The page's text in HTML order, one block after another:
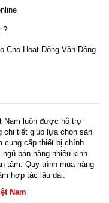
?
Cho Hoạt Động Vận Động
Nam luôn được hỗ trợ
chi tiết giúp lựa chọn sản
cung cấp thiết bị chính
bán hàng nhiều kinh
tâm. Quy trình mua hàng
hợp tác lâu dài.
Nam